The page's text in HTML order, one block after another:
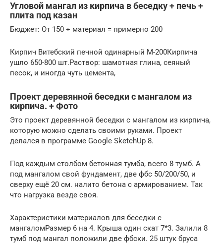
Угловой мангал из кирпича в беседку + печь +
плита под казан
Бюджет: От 150 + материал = примерно 200
Кирпич Витебский печной одинарный М-200Кирпича
ушло 650-800 шт.Раствор: шамотная глина, сеяный
песок, и иногда чуть цемента,
Проект деревянной беседки с мангалом из
кирпича. + Фото
Это проект деревянной беседки с мангалом из кирпича,
которую можно сделать своими руками. Проект
делался в программе Google SketchUp 8.
Под каждым столбом бетонная тумба, всего 8 тумб. А
под мангалом свой фундамент, две фбс 50/200/50, и
сверху ещё 20 см. налито бетона с армированием. Так
что нагрузка везде своя.
Характеристики материалов для беседки с
мангаломРазмер 6 на 4. Крыша один скат 7*3. Залили 8
тумб под мангал положили две фбски. 25 штук бруса